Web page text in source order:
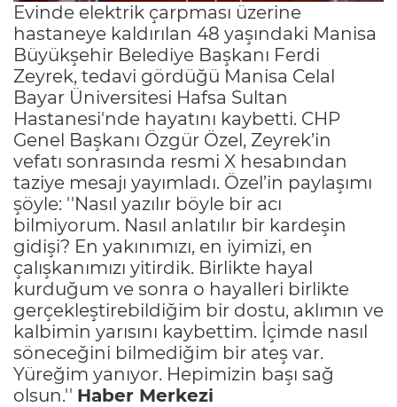
Evinde elektrik çarpması üzerine
hastaneye kaldırılan 48 yaşındaki Manisa
Büyükşehir Belediye Başkanı Ferdi
Zeyrek, tedavi gördüğü Manisa Celal
Bayar Üniversitesi Hafsa Sultan
Hastanesi'nde hayatını kaybetti. CHP
Genel Başkanı Özgür Özel, Zeyrek’in
vefatı sonrasında resmi X hesabından
taziye mesajı yayımladı. Özel’in paylaşımı
şöyle: ''Nasıl yazılır böyle bir acı
bilmiyorum. Nasıl anlatılır bir kardeşin
gidişi? En yakınımızı, en iyimizi, en
çalışkanımızı yitirdik. Birlikte hayal
kurduğum ve sonra o hayalleri birlikte
gerçekleştirebildiğim bir dostu, aklımın ve
kalbimin yarısını kaybettim. İçimde nasıl
söneceğini bilmediğim bir ateş var.
Yüreğim yanıyor. Hepimizin başı sağ
olsun.'' Haber Merkezi